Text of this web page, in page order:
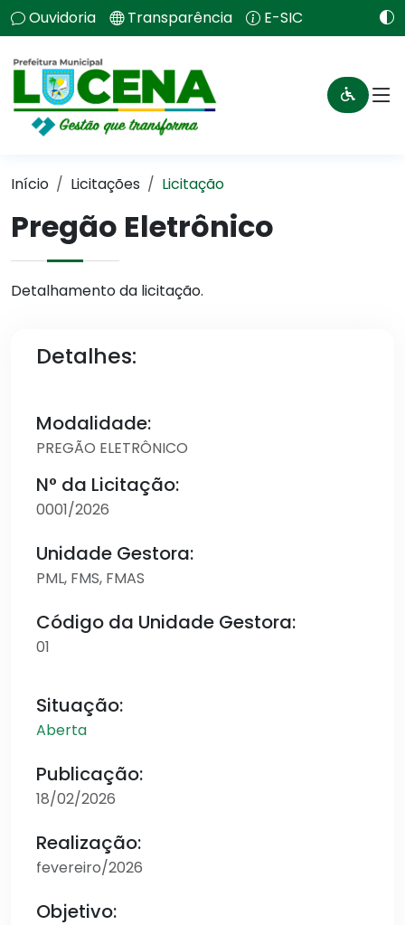
Ouvidoria Transparência E-SIC
Início Licitações Licitação
Pregão Eletrônico
Detalhamento da licitação.
Detalhes:
Modalidade:
PREGÃO ELETRÔNICO
N° da Licitação:
0001/2026
Unidade Gestora:
PML, FMS, FMAS
Código da Unidade Gestora:
01
Situação:
Aberta
Publicação:
18/02/2026
Realização:
fevereiro/2026
Objetivo: